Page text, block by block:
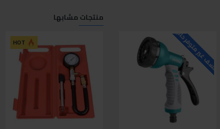
للاسف غير متوفر حاليا HOT للاسف غير متوفر حاليا
منتجات مشابها
HOT